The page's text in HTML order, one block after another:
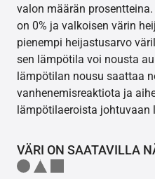
valon määrän
on 0% ja valkoisen värin
pienempi heijastusarvo
sen lämpötila voi nousta
lämpötilan nousu saattaa
vanhenemisreaktiota ja
lämpötilaeroista johtuvaan
VÄRI ON SAATAVILLA